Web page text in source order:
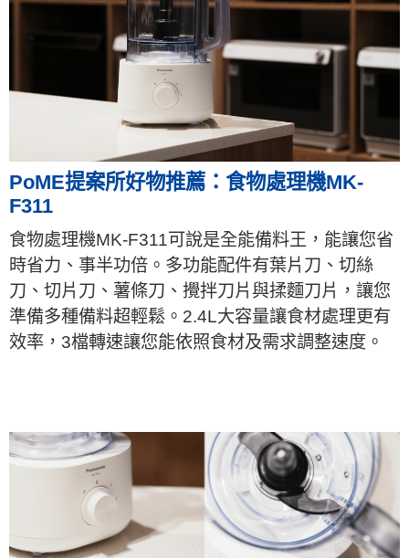
PoME提案所好物推薦：食物處理機MK-
F311
食物處理機MK-F311可說是全能備料王，能讓您省
時省力、事半功倍。多功能配件有葉片刀、切絲
刀、切片刀、薯條刀、攪拌刀片與揉麵刀片，讓您
準備多種備料超輕鬆。2.4L大容量讓食材處理更有
效率，3檔轉速讓您能依照食材及需求調整速度。